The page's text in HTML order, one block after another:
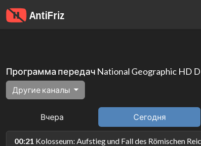
Программа передач National Geographic HD
Другие каналы
Вчера Сегодня
00:21 Kolosseum: Aufstieg und Fall des Römischen